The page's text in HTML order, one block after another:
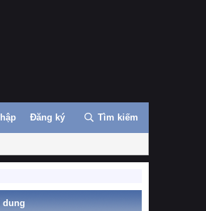
Đăng ký Tìm kiếm